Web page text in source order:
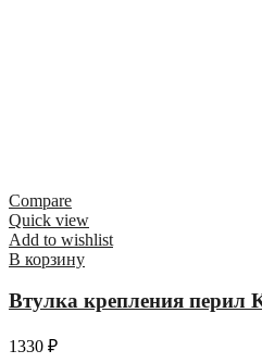
Compare
Quick view
Add to wishlist
В корзину
Втулка крепления перил
1330 ₽